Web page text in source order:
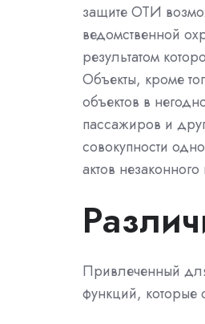
защите ОТИ
ведомственной
результатом
Объекты, кроме
объектов в
пассажиров и
совокупности
актов
Привлеченный
функций, которые